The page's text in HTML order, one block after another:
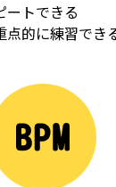
ートできる
的に練習でき